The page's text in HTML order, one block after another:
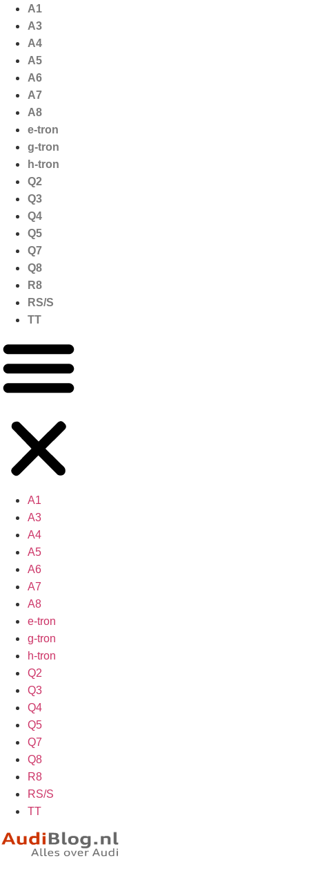
naar
inhoud
A1
A3
A4
A5
A6
A7
A8
e-tron
g-tron
h-tron
Q2
Q3
Q4
Q5
Q7
Q8
R8
RS/S
TT
A1
A3
A4
A5
A6
A7
A8
e-tron
g-tron
h-tron
Q2
Q3
Q4
Q5
Q7
Q8
R8
RS/S
TT